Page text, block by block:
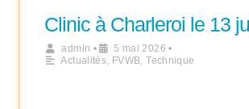
Clinic à Charleroi le 13
admin • 5 mai 2026 •
Actualités, FVWB,Technique